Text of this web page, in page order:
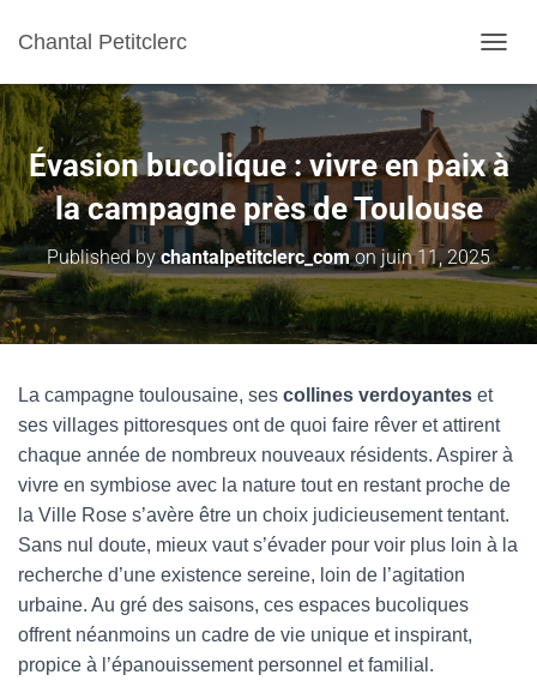
Chantal Petitclerc
Évasion bucolique : vivre en paix à
la campagne près de Toulouse
Published bychantalpetitclerc_comonjuin 11, 2025
La campagne toulousaine, ses collines verdoyantes et
ses villages pittoresques ont de quoi faire rêver et attirent
chaque année de nombreux nouveaux résidents. Aspirer à
vivre en symbiose avec la nature tout en restant proche de
la Ville Rose s’avère être un choix judicieusement tentant.
Sans nul doute, mieux vaut s’évader pour voir plus loin à la
recherche d’une existence sereine, loin de l’agitation
urbaine. Au gré des saisons, ces espaces bucoliques
offrent néanmoins un cadre de vie unique et inspirant,
propice à l’épanouissement personnel et familial.